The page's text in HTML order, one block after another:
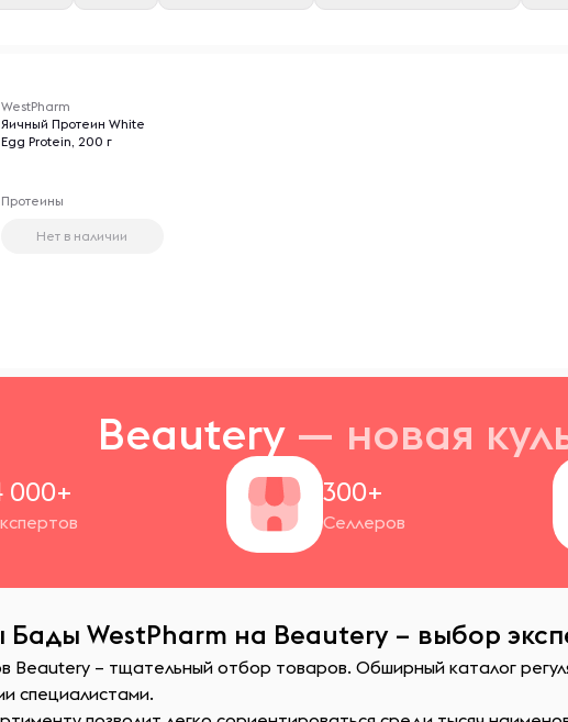
WestPharm
Яичный Протеин White
Egg Protein, 200 г
Протеины
Нет в наличии
Beautery — новая
000+ 300+
Селлеров
Бады WestPharm на Beautery – выбор
Beautery – тщательный отбор товаров. Обширный каталог
специалистами.